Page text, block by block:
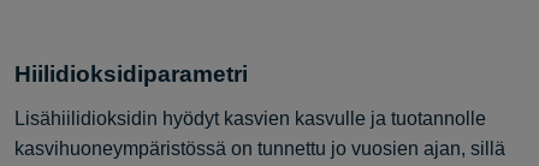
Hiilidioksidiparametri
Lisähiilidioksidin hyödyt kasvien kasvulle ja tuotannolle
kasvihuoneympäristössä on tunnettu jo vuosien ajan, sillä